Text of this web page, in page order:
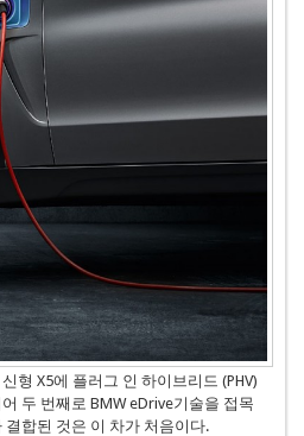
형 X5에 플러그 인 하이브리드 (PHV)
두 번째로 BMW eDrive기술을 접목
결합된 것은 이 차가 처음이다.